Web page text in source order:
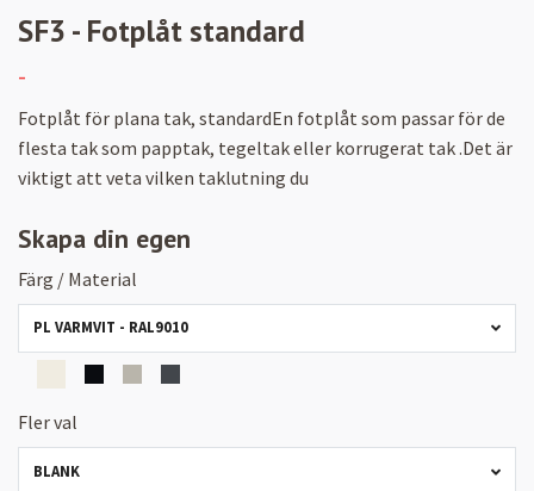
SF3 - Fotplåt standard
-
Fotplåt för plana tak, standardEn fotplåt som passar för de
flesta tak som papptak, tegeltak eller korrugerat tak .Det är
viktigt att veta vilken taklutning du
Skapa din egen
Färg / Material
PL VARMVIT - RAL9010
Fler val
BLANK